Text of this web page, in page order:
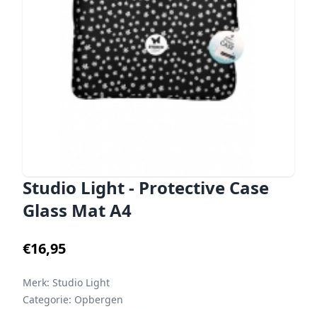
Studio Light - Protective Case
Glass Mat A4
€16,95
Merk: Studio Light
Categorie: Opbergen